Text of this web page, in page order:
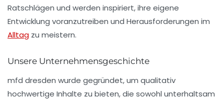
Ratschlägen und werden inspiriert, ihre eigene
Entwicklung voranzutreiben und Herausforderungen im
Alltag zu meistern.
Unsere Unternehmensgeschichte
mfd dresden wurde gegründet, um qualitativ
hochwertige Inhalte zu bieten, die sowohl unterhaltsam